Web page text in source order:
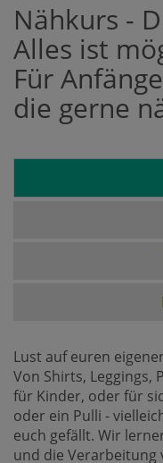
Nähkurs -
Alles ist
Für
die gerne
Lust auf euren
Von Shirts, Leggings,
für Kinder, oder für
oder ein Pulli -
euch gefällt. Wir
und die Verarbeitung